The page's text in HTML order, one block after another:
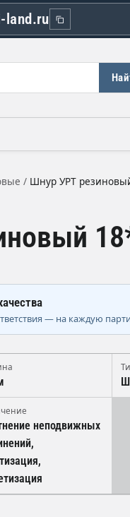
land.ru
/ Шнур УРТ
— на каждую
неподвижных